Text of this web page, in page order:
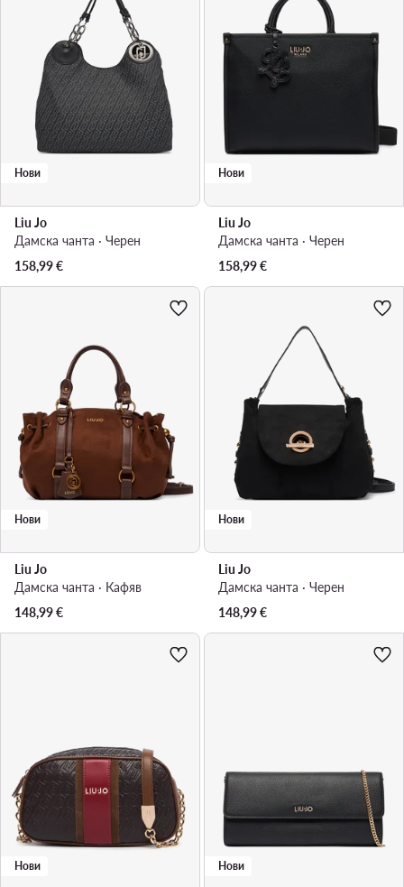
Нови
Liu Jo
Дамска чанта · Черен
158,99€
Нови
Liu Jo
Дамска чанта · Черен
158,99€
Нови
Liu Jo
Дамска чанта · Кафяв
148,99€
Нови
Liu Jo
Дамска чанта · Черен
148,99€
Нови Нови